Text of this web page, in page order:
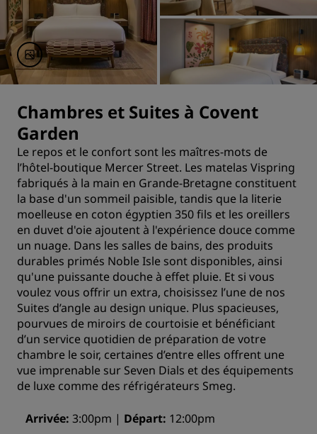
Chambres et Suites à Covent
Garden
Le repos et le confort sont les maîtres-mots de
l’hôtel-boutique Mercer Street. Les matelas Vispring
fabriqués à la main en Grande-Bretagne constituent
la base d'un sommeil paisible, tandis que la literie
moelleuse en coton égyptien 350 fils et les oreillers
en duvet d'oie ajoutent à l'expérience douce comme
un nuage. Dans les salles de bains, des produits
durables primés Noble Isle sont disponibles, ainsi
qu'une puissante douche à effet pluie. Et si vous
voulez vous offrir un extra, choisissez l’une de nos
Suites d’angle au design unique. Plus spacieuses,
pourvues de miroirs de courtoisie et bénéficiant
d’un service quotidien de préparation de votre
chambre le soir, certaines d’entre elles offrent une
vue imprenable sur Seven Dials et des équipements
de luxe comme des réfrigérateurs Smeg.
Arrivée 3:00pm Départ 12:00pm